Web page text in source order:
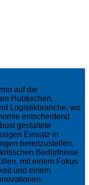
auf die
Hubtischen,
Logistikbranche, wo
entscheidend
gestaltete
Einsatz in
bereitzustellen.
Bedürfnisse
mit einem Fokus
und einem